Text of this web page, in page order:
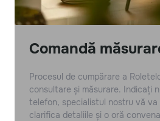
Comandă
Procesul de cumpărare a
consultare și măsurare. Indicați
telefon, specialistul nostru vă
clarifica detaliile și o oră